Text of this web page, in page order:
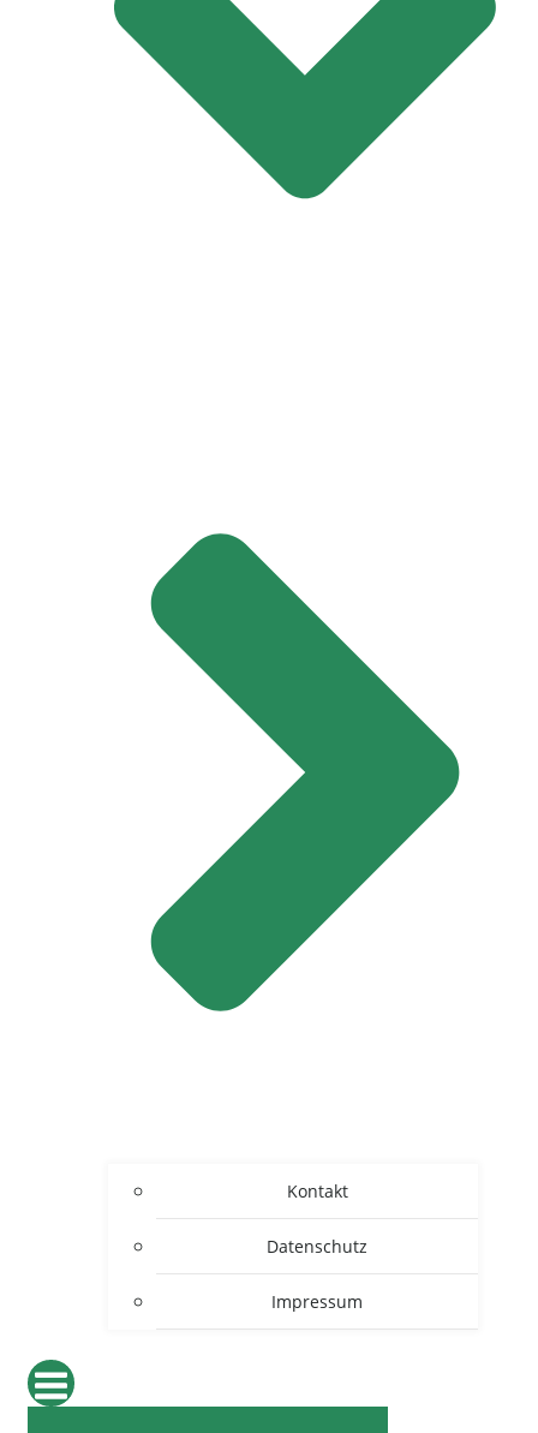
Kontakt
Datenschutz
Impressum